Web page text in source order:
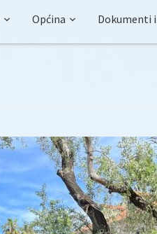
Općina Dokumenti